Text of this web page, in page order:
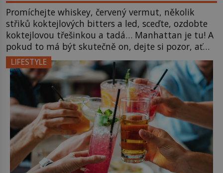
Promíchejte whiskey, červený vermut, několik
střiků koktejlových bitters a led, sceďte, ozdobte
koktejlovou třešinkou a tadá… Manhattan je tu! A
pokud to má být skutečně on, dejte si pozor, ať
místo klasické americké rye whiskey či klidně
bourbonu nepoužijete skotskou whisku. Co se
stane? Inu, koktejl bude stále skvělý, ale už to
nebude Manhattan ale […]
LIFESTYLE